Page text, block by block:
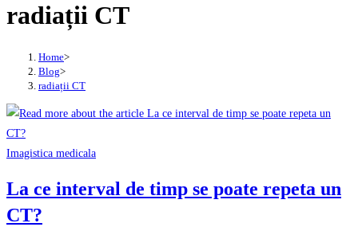
radiații CT
Home>
Blog>
radiații CT
Imagistica medicala
La ce interval de timp se poate repeta un
CT?